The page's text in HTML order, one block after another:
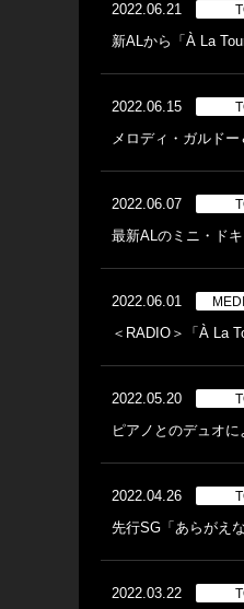
2022.06.21
新ALから「À La
2022.06.15
メロディ・ガルド
2022.06.07
最新ALのミニ・ド
2022.06.01
＜RADIO＞「À La
2022.05.20
ピアノとのデュオ
2022.04.26
先行SG「あらがえ
2022.03.22